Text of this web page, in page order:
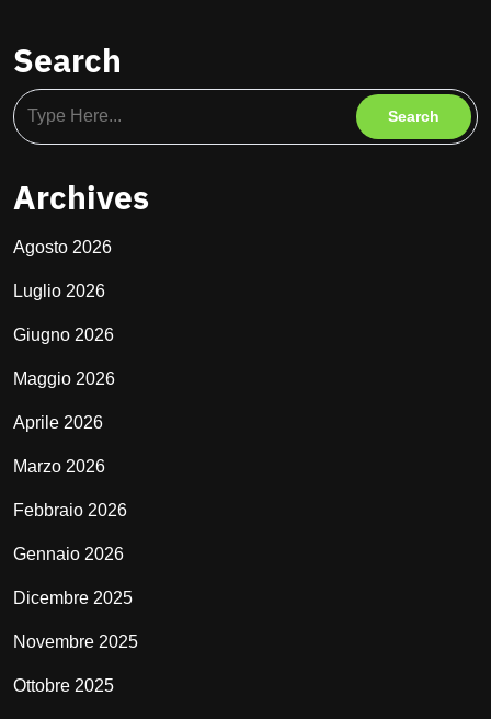
Search
Archives
Agosto 2026
Luglio 2026
Giugno 2026
Maggio 2026
Aprile 2026
Marzo 2026
Febbraio 2026
Gennaio 2026
Dicembre 2025
Novembre 2025
Ottobre 2025